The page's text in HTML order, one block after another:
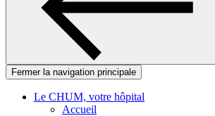
Fermer la navigation principale
Le CHUM, votre hôpital
Accueil